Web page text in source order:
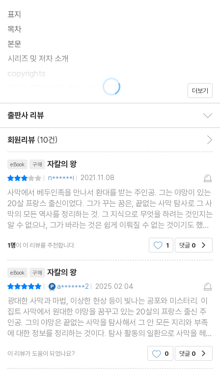
한다.
표지
목차
본문
시리즈 및 저자 소개
copyrights
(참고) 종이책 기준 쪽수: 35 (추정치)
더보기
출판사 리뷰
회원리뷰 (10건)
eBook 구매 자칼의 왕
| n******i | 2021.11.08
사막에서 베두인족을 만나서 환대를 받는 주인공. 그는 야망이 있는
20살 프랑스 출신이었다. 그가 꾸는 꿈은, 끝없는 사막 탐사로 그 사
막의 모든 역사를 정리하는 것. 그 지식으로 무엇을 하려는 것인지는
알 수 없으나, 그가 바라는 것은 쉽게 이뤄질 수 없는 것이기도 했다.
그 목적으로 탐사 활동을 하다가 사막을 헤매던 주인공이 베두인족
1명이 이 리뷰를 추천합니다. 1 댓글 0
eBook 구매 자칼의 왕
| a*******2 | 2025.02.04
광대한 사막과 마법, 이상한 현상 등이 빛나는 공포와 미스터리. 이
집트 사막에서 원대한 야망을 꿈꾸고 있는 20살의 프랑스 출신 주
인공. 그의 야망은 끝없는 사막을 탐사해서 그 안 모든 지리와 부족
에 대한 정보를 정리하는 것이다. 탐사 활동의 일환으로 사막을 헤매
던 주인공은 손님을 환대하는 것으로 유명한 베두인족의 야영지에
머무르게 된다. 그러던 새벽, 사막 한가운데서 노
이 리뷰가 도움이 되었나요? 0 댓글 0